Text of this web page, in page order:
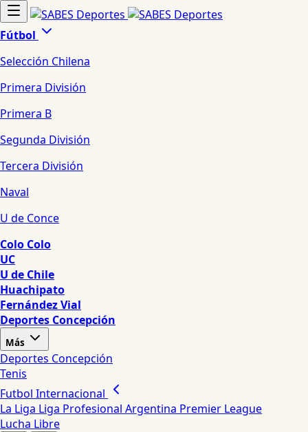
Fútbol
Selección Chilena
Primera División
Primera B
Segunda División
Tercera División
Naval
U de Conce
Colo Colo
UC
U de Chile
Huachipato
Fernández Vial
Deportes Concepción
Más
Deportes Concepción
Tenis
Futbol Internacional
La Liga Liga Profesional Argentina Premier League
Lucha Libre